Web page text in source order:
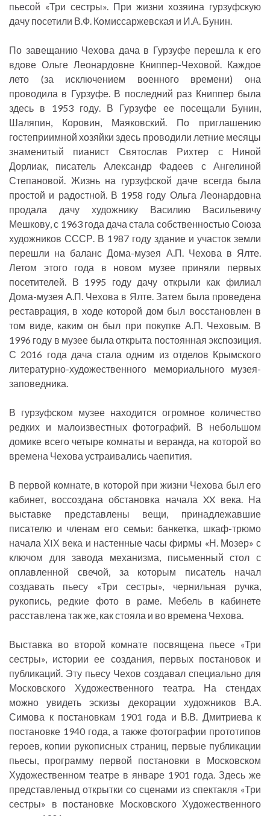
пьесой «Три сестры». При жизни хозяина гурзуфскую
дачу посетили В.Ф. Комиссаржевская и И.А. Бунин.
По завещанию Чехова дача в Гурзуфе перешла к его
вдове Ольге Леонардовне Книппер-Чеховой. Каждое
лето (за исключением военного времени) она
проводила в Гурзуфе. В последний раз Книппер была
здесь в 1953 году. В Гурзуфе ее посещали Бунин,
Шаляпин, Коровин, Маяковский. По приглашению
гостеприимной хозяйки здесь проводили летние месяцы
знаменитый пианист Святослав Рихтер с Ниной
Дорлиак, писатель Александр Фадеев с Ангелиной
Степановой. Жизнь на гурзуфской даче всегда была
простой и радостной. В 1958 году Ольга Леонардовна
продала дачу художнику Василию Васильевичу
Мешкову, с 1963 года дача стала собственностью Союза
художников СССР. В 1987 году здание и участок земли
перешли на баланс Дома-музея А.П. Чехова в Ялте.
Летом этого года в новом музее приняли первых
посетителей. В 1995 году дачу открыли как филиал
Дома-музея А.П. Чехова в Ялте. Затем была проведена
реставрация, в ходе которой дом был восстановлен в
том виде, каким он был при покупке А.П. Чеховым. В
1996 году в музее была открыта постоянная экспозиция.
С 2016 года дача стала одним из отделов Крымского
литературно-художественного мемориального музея-
заповедника.
В гурзуфском музее находится огромное количество
редких и малоизвестных фотографий. В небольшом
домике всего четыре комнаты и веранда, на которой во
времена Чехова устраивались чаепития.
В первой комнате, в которой при жизни Чехова был его
кабинет, воссоздана обстановка начала XX века. На
выставке представлены вещи, принадлежавшие
писателю и членам его семьи: банкетка, шкаф-трюмо
начала ХIХ века и настенные часы фирмы «Н. Мозер» с
ключом для завода механизма, письменный стол с
оплавленной свечой, за которым писатель начал
создавать пьесу «Три сестры», чернильная ручка,
рукопись, редкие фото в раме. Мебель в кабинете
расставлена так же, как стояла и во времена Чехова.
Выставка во второй комнате посвящена пьесе «Три
сестры», истории ее создания, первых постановок и
публикаций. Эту пьесу Чехов создавал специально для
Московского Художественного театра. На стендах
можно увидеть эскизы декорации художников В.А.
Симова к постановкам 1901 года и В.В. Дмитриева к
постановке 1940 года, а также фотографии прототипов
героев, копии рукописных страниц, первые публикации
пьесы, программу первой постановки в Московском
Художественном театре в январе 1901 года. Здесь же
представленыд открытки со сценами из спектакля «Три
сестры» в постановке Московского Художественного